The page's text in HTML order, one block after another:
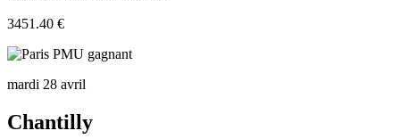
3451.40 €
mardi 28 avril
Chantilly